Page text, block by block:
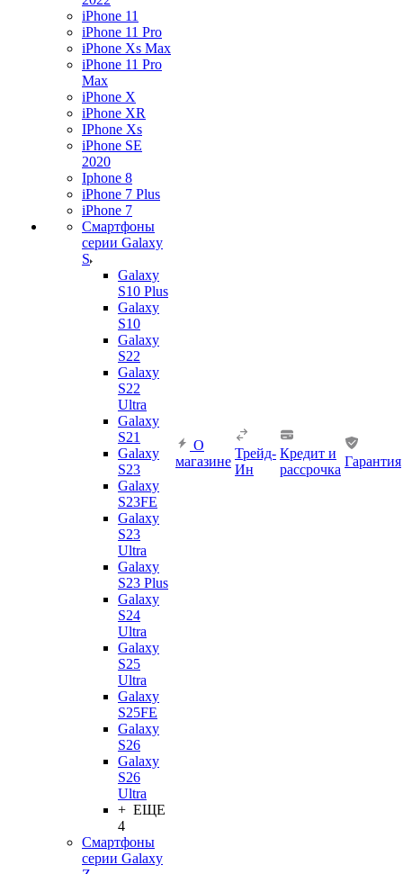
iPhone 11
iPhone 11 Pro
iPhone Xs Max
iPhone 11 Pro
Max
iPhone X
iPhone XR
IPhone Xs
iPhone SE
2020
Iphone 8
iPhone 7 Plus
iPhone 7
Смартфоны
серии Galaxy
S
Galaxy
S10 Plus
Galaxy
S10
Galaxy
S22
Galaxy
S22
Ultra
Galaxy
S21
Galaxy
S23
Galaxy
S23FE
Galaxy
S23
Ultra
Galaxy
S23 Plus
Galaxy
S24
Ultra
Galaxy
S25
Ultra
Galaxy
S25FE
Galaxy
S26
Galaxy
S26
Ultra
+ ЕЩЕ
4
Смартфоны
серии Galaxy
О
магазине
Трейд-
Ин
Кредит и
рассрочка
Гарантия